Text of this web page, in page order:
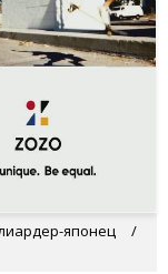
японец /